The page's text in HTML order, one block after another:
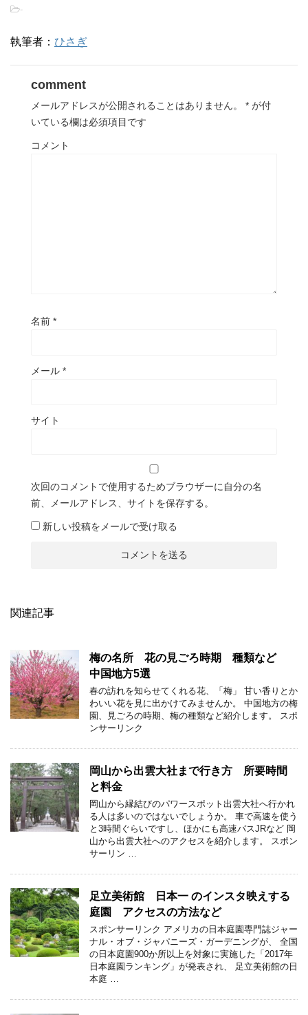
-
執筆者： ひさぎ
comment
メールアドレスが公開されることはありません。 * が付
いている欄は必須項目です
コメント
名前 *
メール *
サイト
次回のコメントで使用するためブラウザーに自分の名
前、メールアドレス、サイトを保存する。
新しい投稿をメールで受け取る
関連記事
梅の名所 花の見ごろ時期 種類など
中国地方5選
春の訪れを知らせてくれる花、「梅」 甘い香りとか
わいい花を見に出かけてみませんか。 中国地方の梅
園、見ごろの時期、梅の種類など紹介します。 スポ
ンサーリンク
岡山から出雲大社まで行き方 所要時間
と料金
岡山から縁結びのパワースポット出雲大社へ行かれ
る人は多いのではないでしょうか。 車で高速を使う
と3時間ぐらいですし、ほかにも高速バスJRなど 岡
山から出雲大社へのアクセスを紹介します。 スポン
サーリン …
足立美術館 日本一 のインスタ映えする
庭園 アクセスの方法など
スポンサーリンク アメリカの日本庭園専門誌ジャー
ナル・オブ・ジャパニーズ・ガーデニングが、 全国
の日本庭園900か所以上を対象に実施した「2017年
日本庭園ランキング」が発表され、 足立美術館の日
本庭 …